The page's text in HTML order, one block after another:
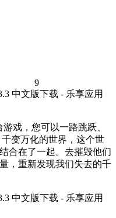
9
游戏，您可以一路跳跃、
变万化的世界，这个世
合在了一起。去摧毁他们
，重新发现我们失去的千